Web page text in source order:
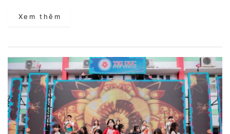
Xem thêm